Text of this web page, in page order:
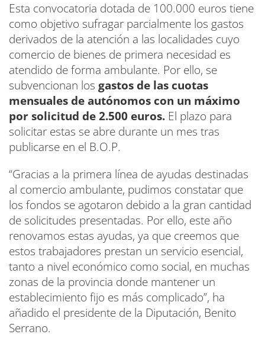
Esta convocatoria dotada de 100.000 euros tiene
como objetivo sufragar parcialmente los gastos
derivados de la atención a las localidades cuyo
comercio de bienes de primera necesidad es
atendido de forma ambulante. Por ello, se
subvencionan los gastos de las cuotas
mensuales de autónomos con un máximo
por solicitud de 2.500 euros. El plazo para
solicitar estas se abre durante un mes tras
publicarse en el B.O.P.
“Gracias a la primera línea de ayudas destinadas
al comercio ambulante, pudimos constatar que
los fondos se agotaron debido a la gran cantidad
de solicitudes presentadas. Por ello, este año
renovamos estas ayudas, ya que creemos que
estos trabajadores prestan un servicio esencial,
tanto a nivel económico como social, en muchas
zonas de la provincia donde mantener un
establecimiento fijo es más complicado”, ha
añadido el presidente de la Diputación, Benito
Serrano.